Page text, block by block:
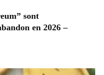
sont
en 2026 –